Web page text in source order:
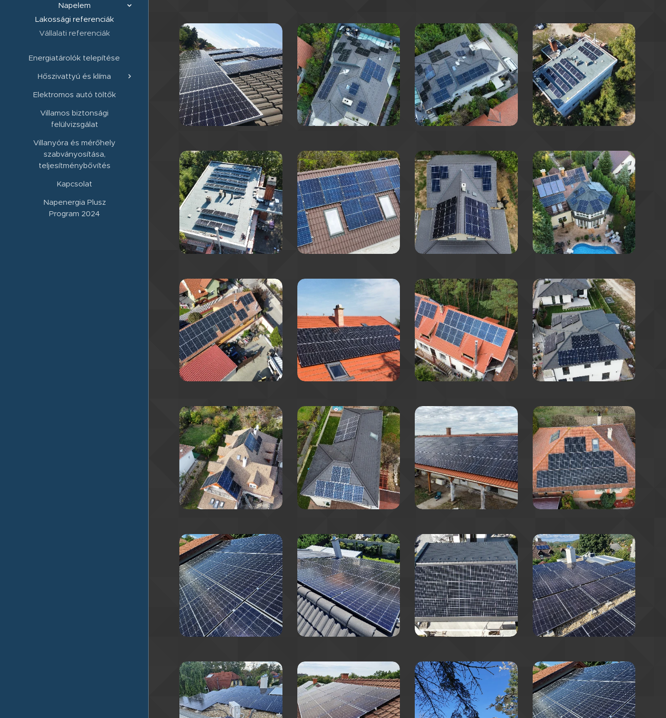
Napelem
Lakossági referenciák
Vállalati referenciák
Energiatárolók telepítése
Hőszivattyú és klíma
Elektromos autó töltők
Villamos biztonsági
felülvizsgálat
Villanyóra és mérőhely
szabványosítása,
teljesítménybővítés
Kapcsolat
Napenergia Plusz
Program 2024